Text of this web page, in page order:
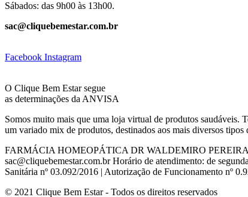
Sábados: das 9h00 às 13h00.
sac@cliquebemestar.com.br
Facebook Instagram
O Clique Bem Estar segue
as determinações da ANVISA
Somos muito mais que uma loja virtual de produtos saudáveis.
um variado mix de produtos, destinados aos mais diversos tipos
FARMÁCIA HOMEOPÁTICA DR WALDEMIRO PEREIRA |
sac@cliquebemestar.com.br Horário de atendimento: de
Sanitária nº 03.092/2016 | Autorização de Funcionamento nº
© 2021 Clique Bem Estar - Todos os direitos reservados